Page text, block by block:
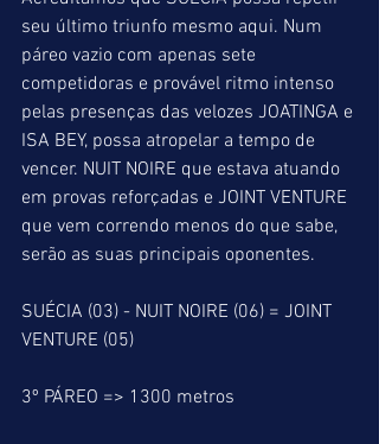
seu último triunfo mesmo aqui. Num
páreo vazio com apenas sete
competidoras e provável ritmo intenso
pelas presenças das velozes JOATINGA e
ISA BEY, possa atropelar a tempo de
vencer. NUIT NOIRE que estava atuando
em provas reforçadas e JOINT VENTURE
que vem correndo menos do que sabe,
serão as suas principais oponentes.
SUÉCIA (03) - NUIT NOIRE (06) = JOINT
VENTURE (05)
3º PÁREO => 1300 metros